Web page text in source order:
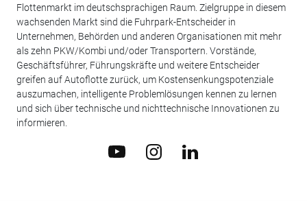
Flottenmarkt im deutschsprachigen Raum. Zielgruppe in diesem
wachsenden Markt sind die Fuhrpark-Entscheider in
Unternehmen, Behörden und anderen Organisationen mit mehr
als zehn PKW/Kombi und/oder Transportern. Vorstände,
Geschäftsführer, Führungskräfte und weitere Entscheider
greifen auf Autoflotte zurück, um Kostensenkungspotenziale
auszumachen, intelligente Problemlösungen kennen zu lernen
und sich über technische und nichttechnische Innovationen zu
informieren.